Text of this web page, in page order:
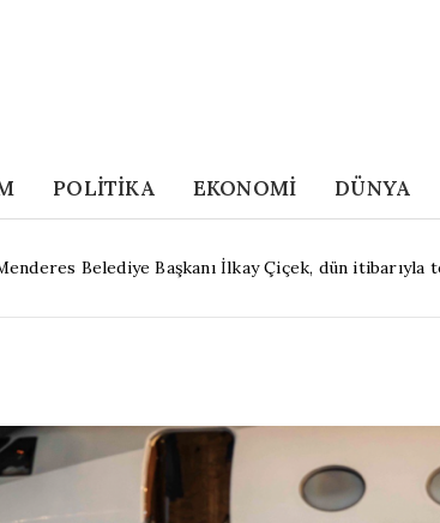
POLİTİKA EKONOMİ DÜNYA
Belediye Başkanı İlkay Çiçek, dün